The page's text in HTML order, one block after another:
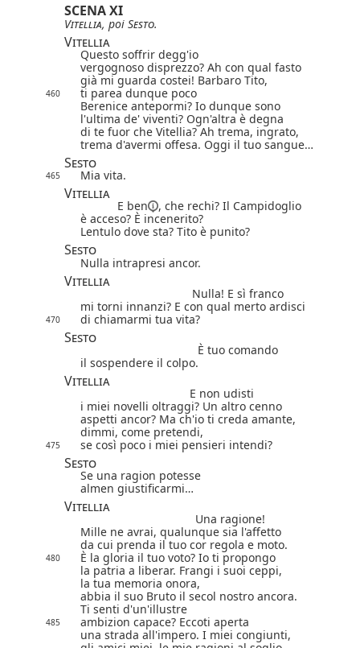
SCENA XI
Vitellia, poi Sesto.
Vitellia
Questo soffrir degg'io
vergognoso disprezzo? Ah con qual fasto
già mi guarda costei! Barbaro Tito,
460
ti parea dunque poco
Berenice antepormi? Io dunque sono
l'ultima de' viventi? Ogn'altra è degna
di te fuor che Vitellia? Ah trema, ingrato,
trema d'avermi offesa. Oggi il tuo sangue…
Sesto
465 Mia vita.
Vitellia
E ben
, che rechi? Il Campidoglio
è acceso? È incenerito?
Lentulo dove sta? Tito è punito?
Sesto
Nulla intrapresi ancor.
Vitellia
Nulla! E sì franco
mi torni innanzi? E con qual merto ardisci
470 di chiamarmi tua vita?
Sesto
È tuo comando
il sospendere il colpo.
Vitellia
E non udisti
i miei novelli oltraggi? Un altro cenno
aspetti ancor? Ma ch'io ti creda amante,
dimmi, come pretendi,
475 se così poco i miei pensieri intendi?
Sesto
Se una ragion potesse
almen giustificarmi…
Vitellia
Una ragione!
Mille ne avrai, qualunque sia l'affetto
da cui prenda il tuo cor regola e moto.
480
È la gloria il tuo voto? Io ti propongo
la patria a liberar. Frangi i suoi ceppi,
la tua memoria onora,
abbia il suo Bruto il secol nostro ancora.
Ti senti d'un'illustre
485
ambizion capace? Eccoti aperta
una strada all'impero. I miei congiunti,